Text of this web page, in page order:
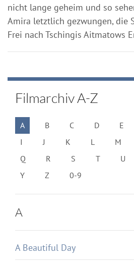
nicht lange geheim und so
Amira letztlich gezwungen, die
Frei nach Tschingis Aitmatows
Filmarchiv A-Z
A B C D E
I
J K L M
Q
R S T U
Y
Z 0-9
A
A Beautiful Day